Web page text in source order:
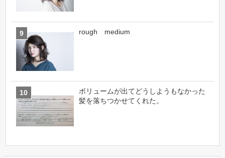
rough medium
ボリュームが出てどうしようもなかった
髪を落ちつかせてくれた。